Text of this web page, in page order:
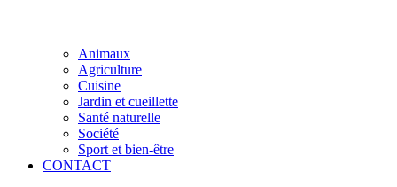
Animaux
Agriculture
Cuisine
Jardin et cueillette
Santé naturelle
Société
Sport et bien-être
CONTACT